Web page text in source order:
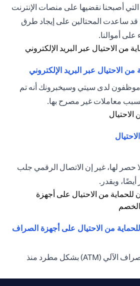
التي أصبحنا نقضيها على منصات الإنترنت
ساعدت المحتالين على إيجاد طرق
على أموالنا.
الاحتيال عبر البريد الإلكتروني
موظفون لدى سيتي وسيخبرونك أنه تم
بسبب معاملات غير مصرح بها.
لا حصر لها، غير إن الاتصال الرقمي جلب
أيضًا، وبقدر.
من الاحتيال على أجهزة الصراف
زادت شعبية ماكينات الصراف الآلي (ATM) بشكل مطرد منذ